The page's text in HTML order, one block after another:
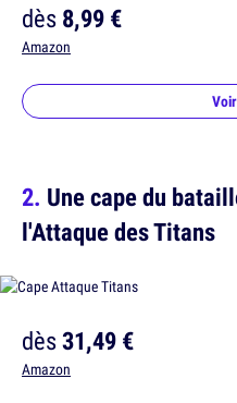
dès8,99 €
Amazon
Une cape du
l'Attaque des Titans
dès31,49 €
Amazon